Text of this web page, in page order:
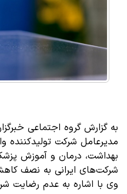
به گزارش گروه اجتماعی
مدیرعامل شرکت تولیدکننده
بهداشت، درمان و آموزش
شرکت‌های ایرانی به نصف
وی با اشاره به عدم رضایت